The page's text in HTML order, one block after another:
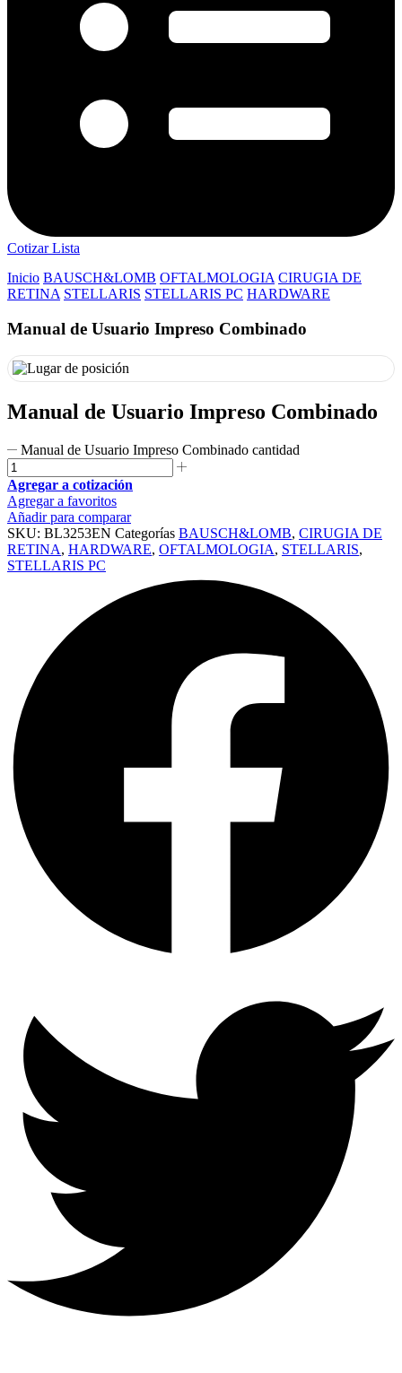
Cotizar Lista
Inicio BAUSCH&LOMB OFTALMOLOGIA CIRUGIA DE
RETINA STELLARIS STELLARIS PC HARDWARE
Manual de Usuario Impreso Combinado
Manual de Usuario Impreso Combinado
Manual de Usuario Impreso Combinado cantidad
Agregar a cotización
Agregar a favoritos
Añadir para comparar
SKU: BL3253EN Categorías BAUSCH&LOMB, CIRUGIA DE
RETINA, HARDWARE, OFTALMOLOGIA, STELLARIS,
STELLARIS PC